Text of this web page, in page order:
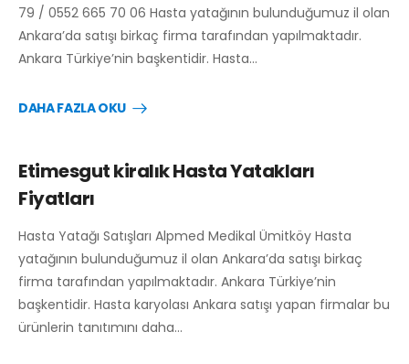
79 / 0552 665 70 06 Hasta yatağının bulunduğumuz il olan
Ankara’da satışı birkaç firma tarafından yapılmaktadır.
Ankara Türkiye’nin başkentidir. Hasta…
DAHA FAZLA OKU
Etimesgut kiralık Hasta Yatakları
Fiyatları
Hasta Yatağı Satışları Alpmed Medikal Ümitköy Hasta
yatağının bulunduğumuz il olan Ankara’da satışı birkaç
firma tarafından yapılmaktadır. Ankara Türkiye’nin
başkentidir. Hasta karyolası Ankara satışı yapan firmalar bu
ürünlerin tanıtımını daha…